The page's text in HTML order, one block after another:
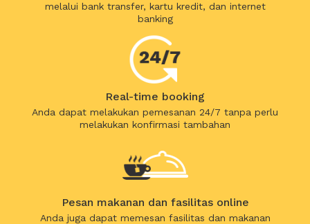
melalui bank transfer, kartu kredit, dan internet
banking
Real-time booking
Anda dapat melakukan pemesanan 24/7 tanpa perlu
melakukan konfirmasi tambahan
Pesan makanan dan fasilitas online
Anda juga dapat memesan fasilitas dan makanan